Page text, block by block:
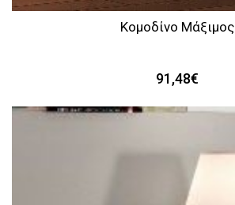
Κομοδίνο Μάξιμος
91,48€